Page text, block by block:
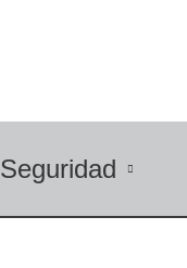
Seguridad